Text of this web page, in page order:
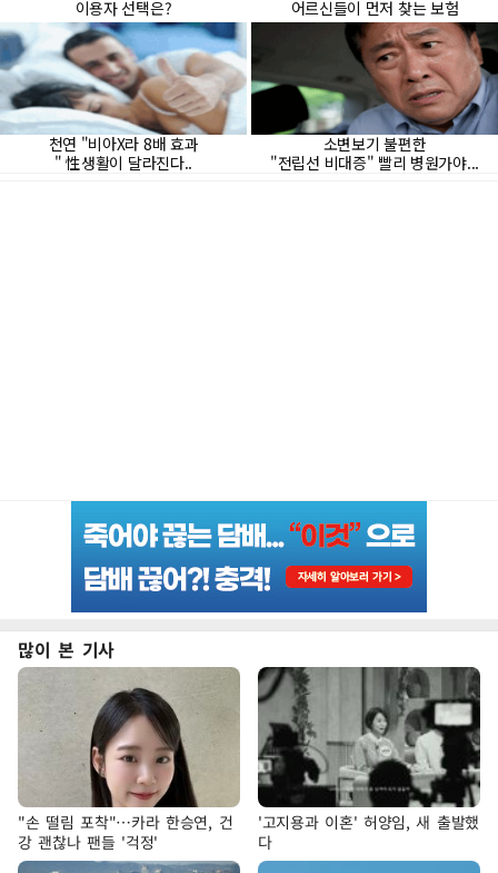
많이 본 기사
"손 떨림 포착"…카라 한승연, 건
강 괜찮나 팬들 '걱정'
'고지용과 이혼' 허양임, 새 출발했
다